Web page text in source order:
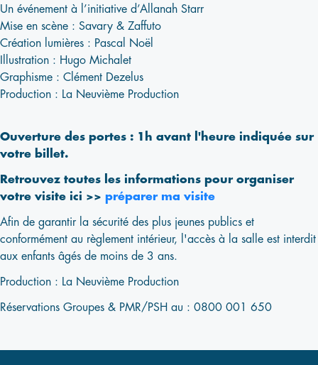
Un événement à l’initiative d’Allanah Starr
Mise en scène : Savary & Zaffuto
Création lumières : Pascal Noël
Illustration : Hugo Michalet
Graphisme : Clément Dezelus
Production : La Neuvième Production
Ouverture des portes : 1h avant l'heure indiquée sur
votre billet.
Retrouvez toutes les informations pour organiser
votre visite ici >> préparer ma visite
Afin de garantir la sécurité des plus jeunes publics et
conformément au règlement intérieur, l'accès à la salle est interdit
aux enfants âgés de moins de 3 ans.
Production : La Neuvième Production
Réservations Groupes & PMR/PSH au : 0800 001 650